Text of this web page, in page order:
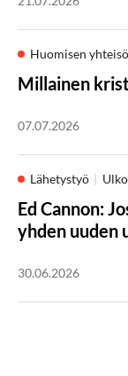
Huomisen
Millainen
07.07.2026
Lähetystyö
Ed Cannon:
yhden uuden
30.06.2026